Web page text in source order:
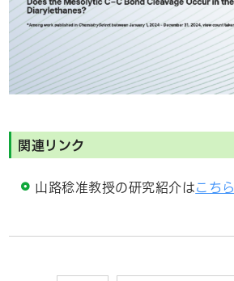
関連リンク
山路稔准教授の研究紹介はこちら